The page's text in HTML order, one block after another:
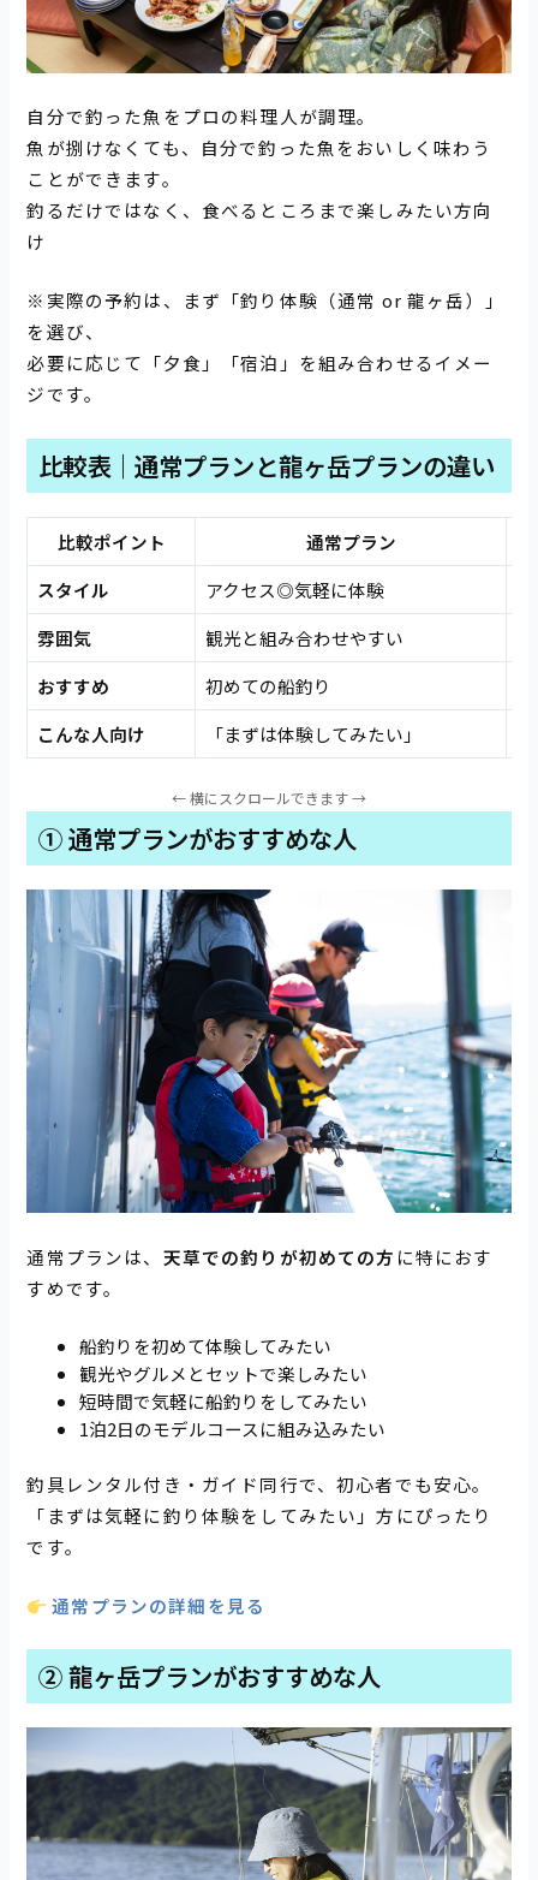
自分で釣った魚をプロの料理人が調理。
魚が捌けなくても、自分で釣った魚をおいしく味わう
ことができます。
釣るだけではなく、食べるところまで楽しみたい方向
け
※実際の予約は、まず「釣り体験（通常 or 龍ヶ岳）」
を選び、
必要に応じて「夕食」「宿泊」を組み合わせるイメー
ジです。
比較表｜通常プランと龍ヶ岳プランの違い
比較ポイント
通常プラン
スタイル
アクセス◎気軽に体験
雰囲気
観光と組み合わせやすい
おすすめ
初めての船釣り
こんな人向け
「まずは体験してみたい」
① 通常プランがおすすめな人
通常プランは、 天草での釣りが初めての方 に特におす
すめです。
船釣りを初めて体験してみたい
観光やグルメとセットで楽しみたい
短時間で気軽に船釣りをしてみたい
1泊2日のモデルコースに組み込みたい
釣具レンタル付き・ガイド同行で、初心者でも安心。
「まずは気軽に釣り体験をしてみたい」方にぴったり
です。
通常プランの詳細を見る
② 龍ヶ岳プランがおすすめな人